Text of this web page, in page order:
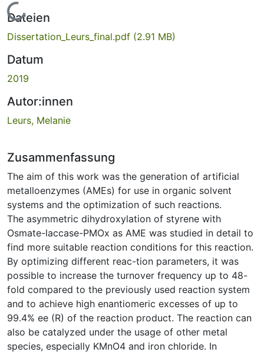
Lade...
Dateien
Dissertation_Leurs_final.pdf (2.91 MB)
Datum
2019
Autor:innen
Leurs, Melanie
Zusammenfassung
The aim of this work was the generation of artificial
metalloenzymes (AMEs) for use in organic solvent
systems and the optimization of such reactions.
The asymmetric dihydroxylation of styrene with
Osmate-laccase-PMOx as AME was studied in detail to
find more suitable reaction conditions for this reaction.
By optimizing different reac-tion parameters, it was
possible to increase the turnover frequency up to 48-
fold compared to the previously used reaction system
and to achieve high enantiomeric excesses of up to
99.4% ee (R) of the reaction product. The reaction can
also be catalyzed under the usage of other metal
species, especially KMnO4 and iron chloride. In